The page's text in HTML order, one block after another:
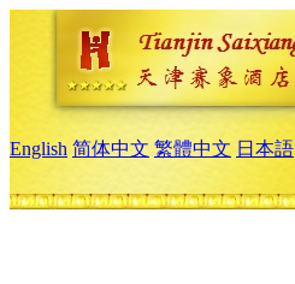
English 简体中文 繁體中文 日本語